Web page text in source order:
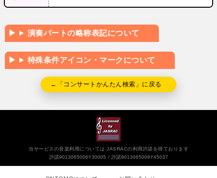
演奏パートの略称表記について
特殊条件アイコン・マークについて
←「コンサートかんたん検索」に戻る
当サービスの音楽利用については JASRACの利用許諾を得ております
許諾9013065006Y30005
許諾9013065008Y45037